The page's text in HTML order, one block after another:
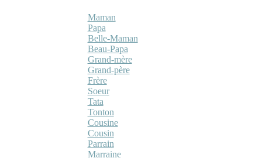
Maman
Papa
Belle-Maman
Beau-Papa
Grand-mère
Grand-père
Frère
Soeur
Tata
Tonton
Cousine
Cousin
Parrain
Marraine